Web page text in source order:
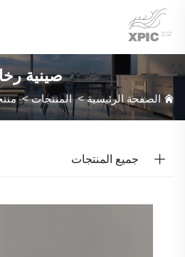
صينية
الصفحة الرئيسية>المنتجات>
جميع المنتجات